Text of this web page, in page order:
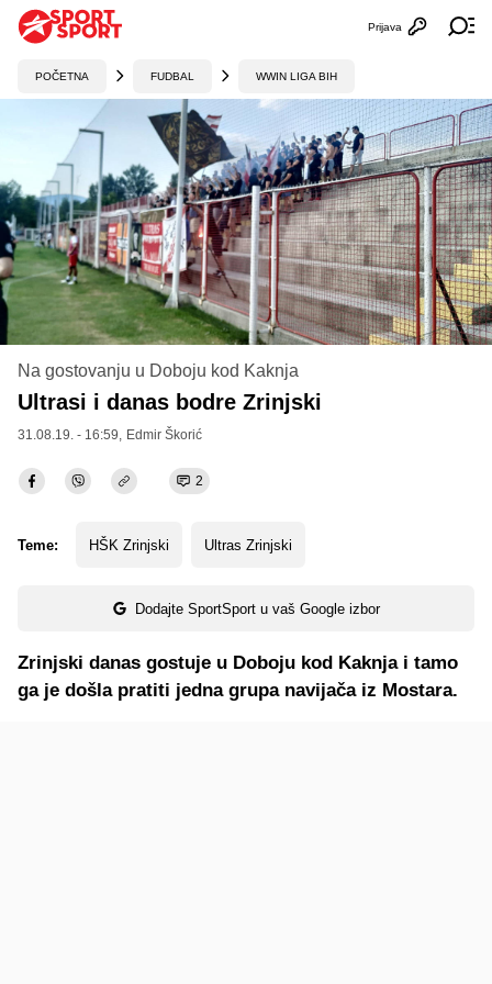
Otvori
Prijava
POČETNA FUDBAL WWIN LIGA BIH
Na gostovanju u Doboju kod Kaknja
Ultrasi i danas bodre Zrinjski
31.08.19. - 16:59, Edmir Škorić
2
Teme: HŠK Zrinjski Ultras Zrinjski
Dodajte SportSport u vaš Google izbor
Zrinjski danas gostuje u Doboju kod Kaknja i tamo
ga je došla pratiti jedna grupa navijača iz Mostara.